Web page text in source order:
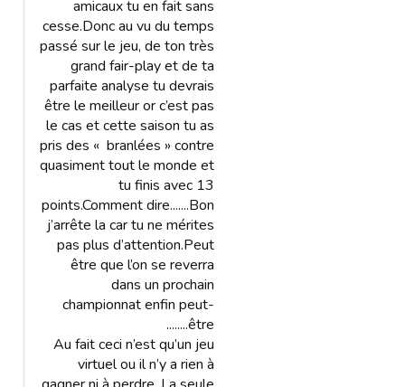
amicaux tu en fait sans
cesse.Donc au vu du temps
passé sur le jeu, de ton très
grand fair-play et de ta
parfaite analyse tu devrais
être le meilleur or c’est pas
le cas et cette saison tu as
pris des « branlées » contre
quasiment tout le monde et
tu finis avec 13
points.Comment dire.......Bon
j’arrête la car tu ne mérites
pas plus d’attention.Peut
être que l’on se reverra
dans un prochain
championnat enfin peut-
être........
Au fait ceci n’est qu’un jeu
virtuel ou il n’y a rien à